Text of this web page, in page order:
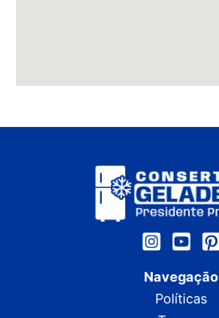
Navegação
Políticas